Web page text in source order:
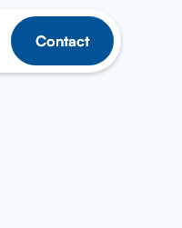
Contact
Contact